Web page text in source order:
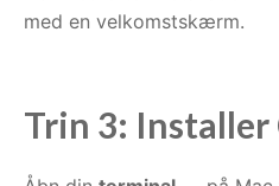
med en velkomstskærm.
Trin 3: Installer